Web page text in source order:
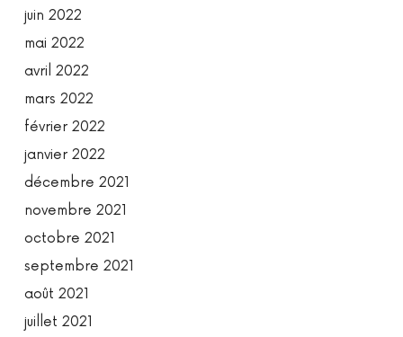
juin 2022
mai 2022
avril 2022
mars 2022
février 2022
janvier 2022
décembre 2021
novembre 2021
octobre 2021
septembre 2021
août 2021
juillet 2021